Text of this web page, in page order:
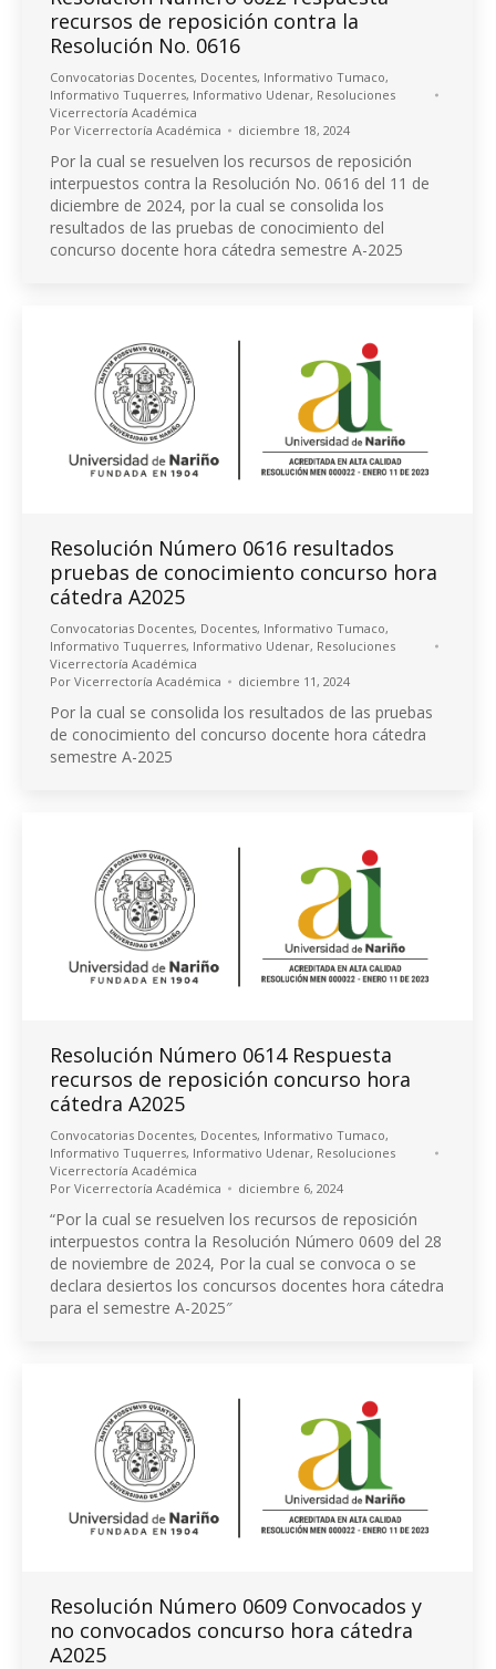
recursos de reposición contra la
Resolución No. 0616
Convocatorias Docentes, Docentes, Informativo Tumaco,
Informativo Tuquerres, Informativo Udenar, Resoluciones
Vicerrectoría Académica
Por Vicerrectoría Académica diciembre 18, 2024
Por la cual se resuelven los recursos de reposición
interpuestos contra la Resolución No. 0616 del 11 de
diciembre de 2024, por la cual se consolida los
resultados de las pruebas de conocimiento del
concurso docente hora cátedra semestre A-2025
Resolución Número 0616 resultados
pruebas de conocimiento concurso hora
cátedra A2025
Convocatorias Docentes, Docentes, Informativo Tumaco,
Informativo Tuquerres, Informativo Udenar, Resoluciones
Vicerrectoría Académica
Por Vicerrectoría Académica diciembre 11, 2024
Por la cual se consolida los resultados de las pruebas
de conocimiento del concurso docente hora cátedra
semestre A-2025
Resolución Número 0614 Respuesta
recursos de reposición concurso hora
cátedra A2025
Convocatorias Docentes, Docentes, Informativo Tumaco,
Informativo Tuquerres, Informativo Udenar, Resoluciones
Vicerrectoría Académica
Por Vicerrectoría Académica diciembre 6, 2024
“Por la cual se resuelven los recursos de reposición
interpuestos contra la Resolución Número 0609 del 28
de noviembre de 2024, Por la cual se convoca o se
declara desiertos los concursos docentes hora cátedra
para el semestre A-2025″
Resolución Número 0609 Convocados y
no convocados concurso hora cátedra
A2025